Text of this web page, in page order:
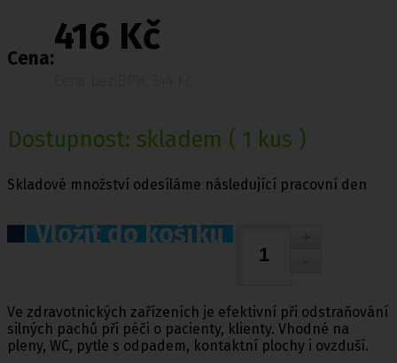
Cena:
416 Kč
Dostupnost: skladem ( 1 kus )
Skladové množství odesíláme následující pracovní den
Vložit do košíku
Ve zdravotnických zařízeních je efektivní při odstraňování
silných pachů při péči o pacienty, klienty. Vhodné na
pleny, WC, pytle s odpadem, kontaktní plochy i ovzduší.